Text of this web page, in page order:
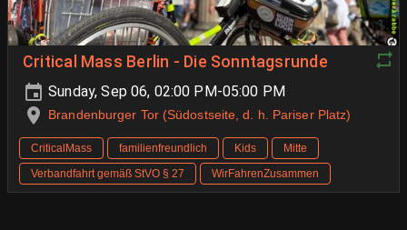
Critical Mass Berlin - Die Sonntagsrunde
Sunday, Sep 06, 02:00 PM-05:00 PM
Brandenburger Tor (Südostseite, d. h. Pariser Platz)
CriticalMass familienfreundlich Kids
Mitte
Verbandfahrt gemäß StVO § 27
WirFahrenZusammen